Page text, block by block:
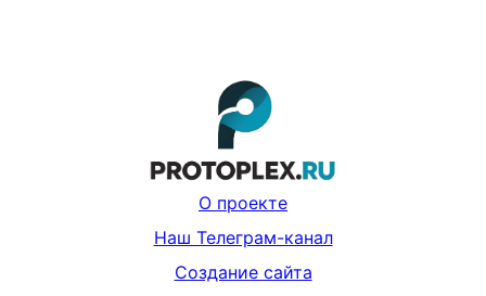
О проекте
Наш Телеграм-канал
Создание сайта